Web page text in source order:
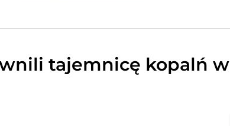
tajemnicę kopalń w